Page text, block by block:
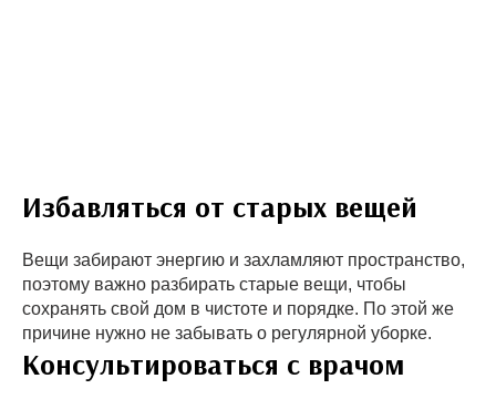
Избавляться от старых вещей
Вещи забирают энергию и захламляют пространство,
поэтому важно разбирать старые вещи, чтобы
сохранять свой дом в чистоте и порядке. По этой же
причине нужно не забывать о регулярной уборке.
Консультироваться с врачом